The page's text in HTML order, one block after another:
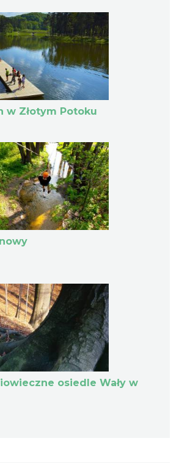
w Złotym Potoku
osiedle Wały w